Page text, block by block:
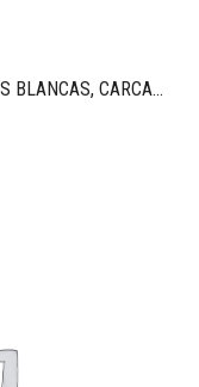
SILLA MOD. SPACIO, SIN BRAZOS, PATAS BLANCAS, CARCASA GRIS, TAPIZADO T84 GRIS MARENGO.